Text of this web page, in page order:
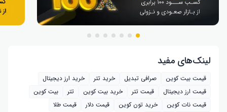
لینک‌های مفید
قیمت بیت کوین صرافی تبدیل خرید تتر
خرید ارز دیجیتال
قیمت ارز دیجیتال
قیمت تتر خرید بیت‌ کوین تتر
بیت کوین
قیمت نات کوین
خرید تون کوین قیمت دلار
قیمت طلا